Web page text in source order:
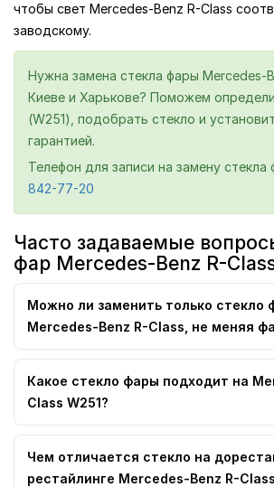
чтобы свет Mercedes-Benz R-Class
заводскому.
Нужна замена стекла фары Mercedes-
Киеве и Харькове? Поможем
(W251), подобрать стекло и
гарантией.
Телефон для записи на замену стекла
842-77-20
Часто задаваемые
фар Mercedes-Benz R-
Можно ли заменить только стекло
Mercedes-Benz R-Class, не меняя
Какое стекло фары подходит на
Class W251?
Чем отличается стекло на
рестайлинге Mercedes-Benz R-